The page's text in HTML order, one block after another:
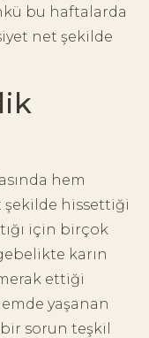
bu haftalarda
net şekilde
hem
hissettiği
için birçok
karın
ettiği
yaşanan
sorun teşkil